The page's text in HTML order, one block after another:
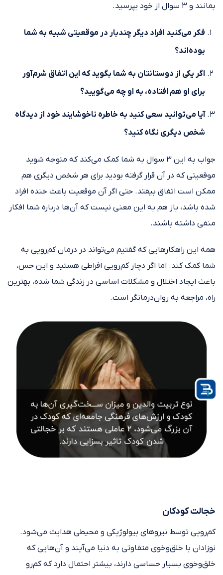
بمانند و ۳ سوال از خود بپرسید.
فکر می‌کنید افراد دیگر چندبار در موقعیتی شبیه به شما
بوده‌اند؟
اگر یکی از دوستانتان به شما بگوید که این اتفاق شرم‌آور
برای او هم افتاده، به او چه می‌گویید؟
آیا می‌توانید سعی کنید به خاطره ناخوشایند خود از دیدگاه
شخص دیگری نگاه کنید؟
جواب به این ۳ سوال به شما کمک می‌کند که متوجه شوید
موقعیتی که در آن قرار گرفته بودید برای هر شخص دیگری هم
ممکن است اتفاق بیفتد. حتی اگر آن موقعیت باعث خنده افراد
شده باشد، باز هم به این معنی نیست که آن‌ها درباره شما افکار
منفی داشته باشند.
همه این راهکارهایی که گفتیم می‌تواند در درمان کم‌رویی به
شما کمک کند. اما اگر دچار کم‌رویی افراطی هستید و این حس،
باعث ایجاد اختلال و مشکلات اساسی در زندگی شما شده، بهترین
راه، مراجعه به روان‌درمانگر است.
خجالت کودکان
کم‌رویی توسط نیروهای بیولوژیکی و محیطی هدایت می‌شود.
نوزادان با خلق‌وخوی متفاوتی به دنیا می‌آیند و آن‌هایی که
خلق‌وخوی بسیار حساسی دارند، بیشتر احتمال دارد که کم‌رو